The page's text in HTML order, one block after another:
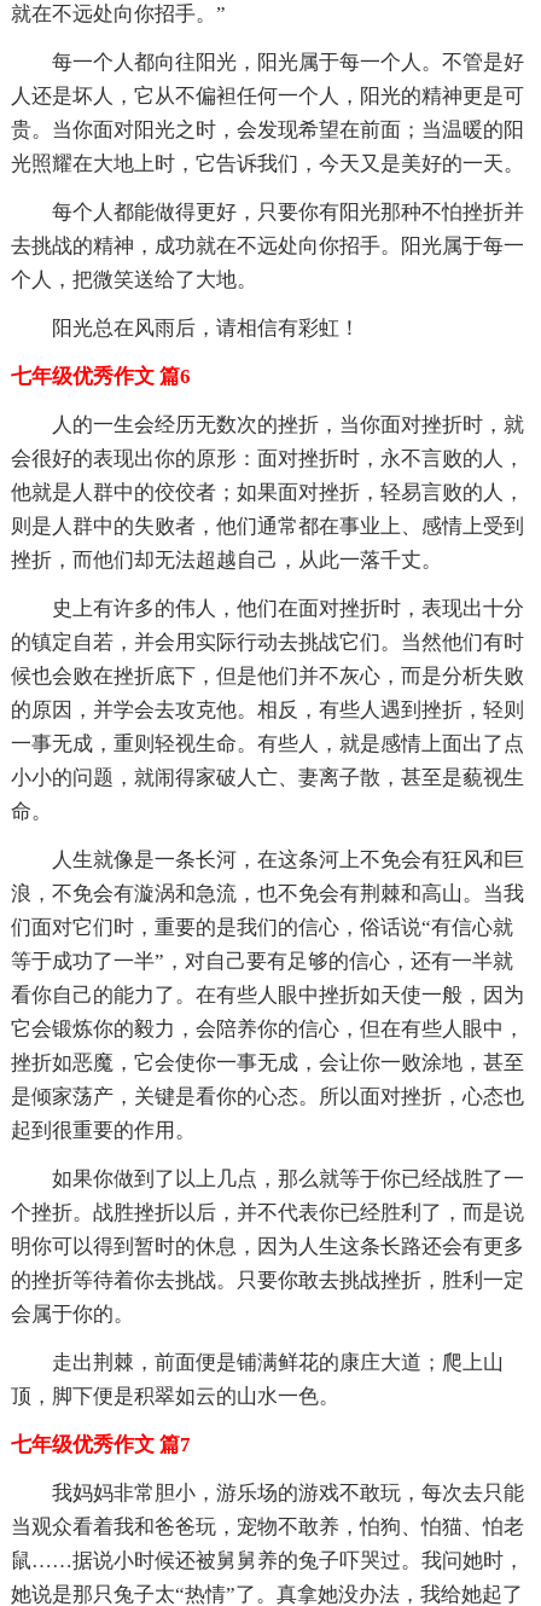
就在不远处向你招手。”
每一个人都向往阳光，阳光属于每一个人。不管是好
人还是坏人，它从不偏袒任何一个人，阳光的精神更是可
贵。当你面对阳光之时，会发现希望在前面；当温暖的阳
光照耀在大地上时，它告诉我们，今天又是美好的一天。
每个人都能做得更好，只要你有阳光那种不怕挫折并
去挑战的精神，成功就在不远处向你招手。阳光属于每一
个人，把微笑送给了大地。
阳光总在风雨后，请相信有彩虹！
七年级优秀作文 篇6
人的一生会经历无数次的挫折，当你面对挫折时，就
会很好的表现出你的原形：面对挫折时，永不言败的人，
他就是人群中的佼佼者；如果面对挫折，轻易言败的人，
则是人群中的失败者，他们通常都在事业上、感情上受到
挫折，而他们却无法超越自己，从此一落千丈。
史上有许多的伟人，他们在面对挫折时，表现出十分
的镇定自若，并会用实际行动去挑战它们。当然他们有时
候也会败在挫折底下，但是他们并不灰心，而是分析失败
的原因，并学会去攻克他。相反，有些人遇到挫折，轻则
一事无成，重则轻视生命。有些人，就是感情上面出了点
小小的问题，就闹得家破人亡、妻离子散，甚至是藐视生
命。
人生就像是一条长河，在这条河上不免会有狂风和巨
浪，不免会有漩涡和急流，也不免会有荆棘和高山。当我
们面对它们时，重要的是我们的信心，俗话说“有信心就
等于成功了一半”，对自己要有足够的信心，还有一半就
看你自己的能力了。在有些人眼中挫折如天使一般，因为
它会锻炼你的毅力，会陪养你的信心，但在有些人眼中，
挫折如恶魔，它会使你一事无成，会让你一败涂地，甚至
是倾家荡产，关键是看你的心态。所以面对挫折，心态也
起到很重要的作用。
如果你做到了以上几点，那么就等于你已经战胜了一
个挫折。战胜挫折以后，并不代表你已经胜利了，而是说
明你可以得到暂时的休息，因为人生这条长路还会有更多
的挫折等待着你去挑战。只要你敢去挑战挫折，胜利一定
会属于你的。
走出荆棘，前面便是铺满鲜花的康庄大道；爬上山
顶，脚下便是积翠如云的山水一色。
七年级优秀作文 篇7
我妈妈非常胆小，游乐场的游戏不敢玩，每次去只能
当观众看着我和爸爸玩，宠物不敢养，怕狗、怕猫、怕老
鼠……据说小时候还被舅舅养的兔子吓哭过。我问她时，
她说是那只兔子太“热情”了。真拿她没办法，我给她起了